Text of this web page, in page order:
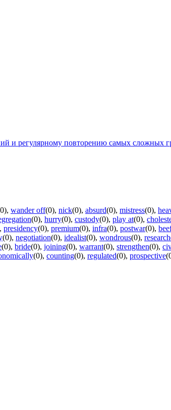
и регулярному повторению самых сложных
, wander off(0), nick(0), absurd(0), mistress(0),
(0), hurry(0), custody(0), play at(0),
, presidency(0), premium(0), infra(0), postwar(0),
(0), negotiation(0), idealist(0), wondrous(0),
(0), bride(0), joining(0), warrant(0), strengthen(0),
(0), counting(0), regulated(0), prospective